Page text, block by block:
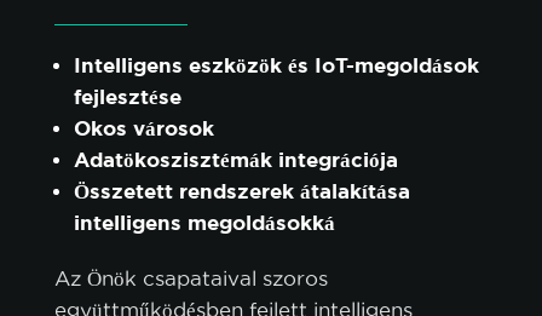
Intelligens eszközök és IoT-megoldások
fejlesztése
Okos városok
Adatökoszisztémák integrációja
Összetett rendszerek átalakítása
intelligens megoldásokká
Az Önök csapataival szoros
együttműködésben fejlett intelligens